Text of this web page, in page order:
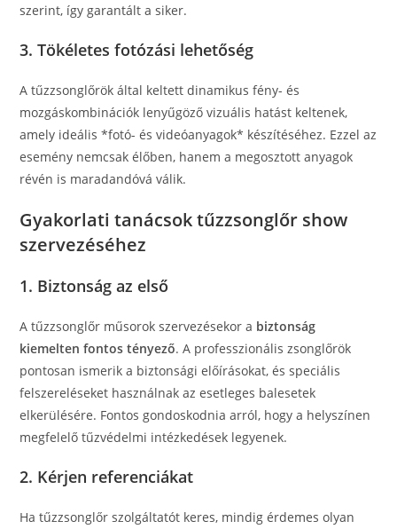
szerint, így garantált a siker.
3. Tökéletes fotózási lehetőség
A tűzzsonglőrök által keltett dinamikus fény- és
mozgáskombinációk lenyűgöző vizuális hatást keltenek,
amely ideális *fotó- és videóanyagok* készítéséhez. Ezzel az
esemény nemcsak élőben, hanem a megosztott anyagok
révén is maradandóvá válik.
Gyakorlati tanácsok tűzzsonglőr show
szervezéséhez
1. Biztonság az első
A tűzzsonglőr műsorok szervezésekor a biztonság
kiemelten fontos tényező. A professzionális zsonglőrök
pontosan ismerik a biztonsági előírásokat, és speciális
felszereléseket használnak az esetleges balesetek
elkerülésére. Fontos gondoskodnia arról, hogy a helyszínen
megfelelő tűzvédelmi intézkedések legyenek.
2. Kérjen referenciákat
Ha tűzzsonglőr szolgáltatót keres, mindig érdemes olyan